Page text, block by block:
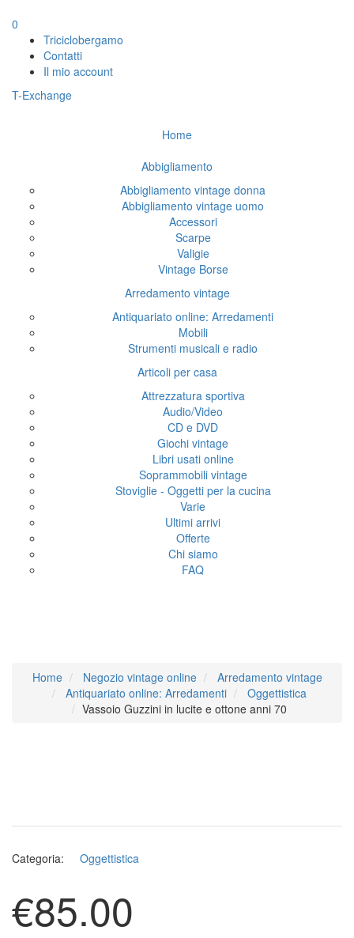
0
Triciclobergamo
Contatti
Il mio account
T-Exchange
Home
Abbigliamento
Abbigliamento vintage donna
Abbigliamento vintage uomo
Accessori
Scarpe
Valigie
Vintage Borse
Arredamento vintage
Antiquariato online: Arredamenti
Mobili
Strumenti musicali e radio
Articoli per casa
Attrezzatura sportiva
Audio/Video
CD e DVD
Giochi vintage
Libri usati online
Soprammobili vintage
Stoviglie - Oggetti per la cucina
Varie
Ultimi arrivi
Offerte
Chi siamo
FAQ
Home Negozio vintage online
Arredamento vintage
Antiquariato online: Arredamenti
Oggettistica
Vassoio Guzzini in lucite e ottone anni 70
Categoria: Oggettistica
€85.00